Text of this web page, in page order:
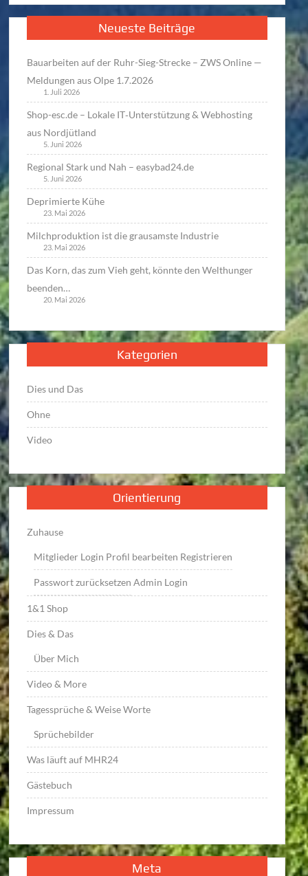
Neueste Beiträge
Bauarbeiten auf der Ruhr-Sieg-Strecke – ZWS Online —
Meldungen aus Olpe 1.7.2026
1. Juli 2026
Shop-esc.de – Lokale IT‑Unterstützung & Webhosting
aus Nordjütland
5. Juni 2026
Regional Stark und Nah – easybad24.de
5. Juni 2026
Deprimierte Kühe
23. Mai 2026
Milchproduktion ist die grausamste Industrie
23. Mai 2026
Das Korn, das zum Vieh geht, könnte den Welthunger
beenden…
20. Mai 2026
Kategorien
Dies und Das
Ohne
Video
Orientierung
Zuhause
Mitglieder Login Profil bearbeiten Registrieren
Passwort zurücksetzen Admin Login
1&1 Shop
Dies & Das
Über Mich
Video & More
Tagessprüche & Weise Worte
Sprüchebilder
Was läuft auf MHR24
Gästebuch
Impressum
Meta